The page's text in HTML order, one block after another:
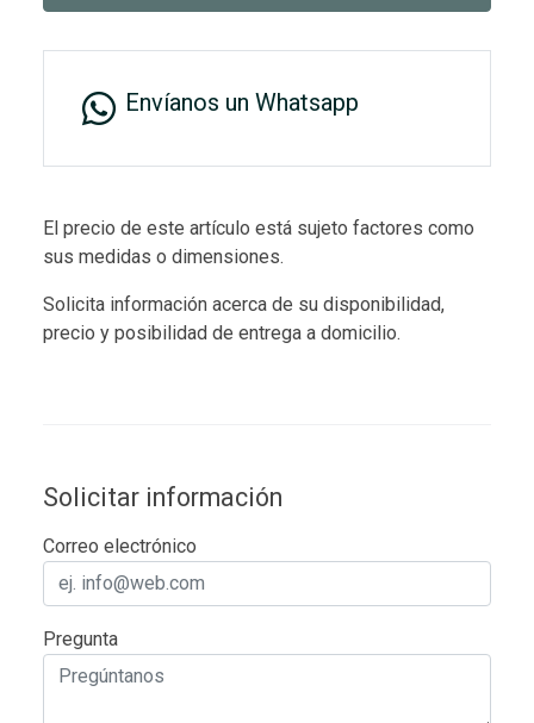
Envíanos un Whatsapp
El precio de este artículo está sujeto factores como
sus medidas o dimensiones.
Solicita información acerca de su disponibilidad,
precio y posibilidad de entrega a domicilio.
Solicitar información
Correo electrónico
Pregunta